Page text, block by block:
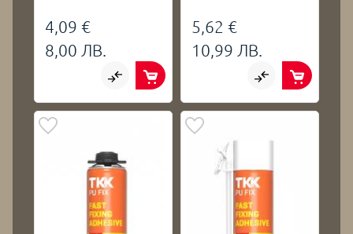
4,09 €
8,00 ЛВ.
5,62 €
10,99 ЛВ.